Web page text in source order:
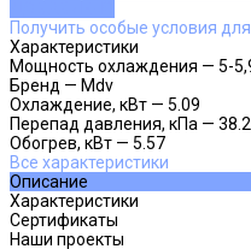
Получить особые условия
Характеристики
Мощность охлаждения — 5-
Бренд — Mdv
Охлаждение, кВт — 5.09
Перепад давления, кПа —
Обогрев, кВт — 5.57
Все характеристики
Описание
Характеристики
Сертификаты
Наши проекты